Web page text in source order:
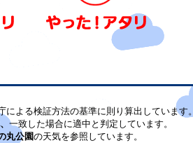
による検証方法の基準に則り算出しています。
一致した場合に適中と判定しています。
丸公園の天気を参照しています。